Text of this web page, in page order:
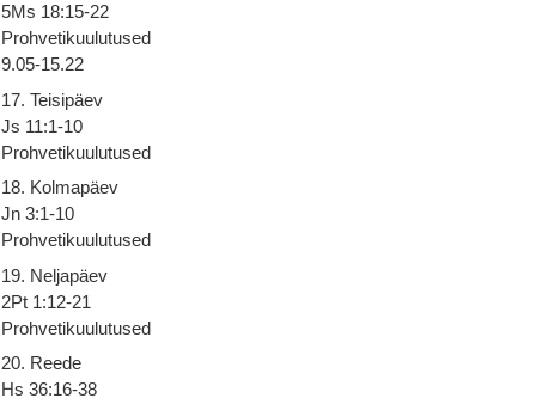
5Ms 18:15-22
Prohvetikuulutused
9.05-15.22
17. Teisipäev
Js 11:1-10
Prohvetikuulutused
18. Kolmapäev
Jn 3:1-10
Prohvetikuulutused
19. Neljapäev
2Pt 1:12-21
Prohvetikuulutused
20. Reede
Hs 36:16-38